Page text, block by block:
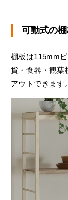
可動式の
棚板は115mm
貨・食器・観葉
アウトできます。